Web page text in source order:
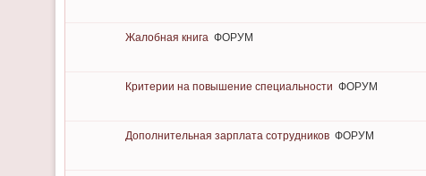
Жалобная книга ФОРУМ
Критерии на повышение специальности ФОРУМ
Дополнительная зарплата сотрудников ФОРУМ